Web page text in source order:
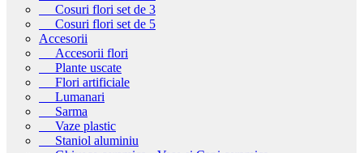
Cosuri flori set de 3
Cosuri flori set de 5
Accesorii
Accesorii flori
Plante uscate
Flori artificiale
Lumanari
Sarma
Vaze plastic
Staniol aluminiu